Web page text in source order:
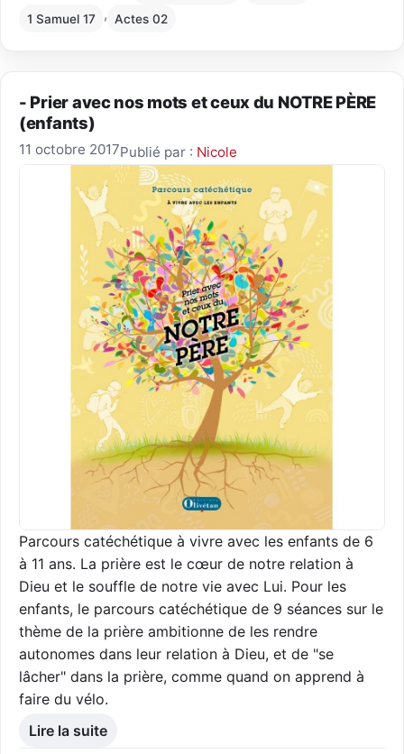
1 Samuel 17 , Actes 02
- Prier avec nos mots et ceux du NOTRE PÈRE
(enfants)
11 octobre 2017Publié par : Nicole
Parcours catéchétique à vivre avec les enfants de 6
à 11 ans. La prière est le cœur de notre relation à
Dieu et le souffle de notre vie avec Lui. Pour les
enfants, le parcours catéchétique de 9 séances sur le
thème de la prière ambitionne de les rendre
autonomes dans leur relation à Dieu, et de "se
lâcher" dans la prière, comme quand on apprend à
faire du vélo.
Lire la suite